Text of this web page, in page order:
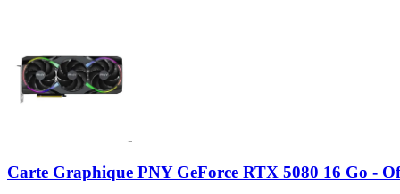
Carte Graphique PNY GeForce RTX 5080 16 Go -